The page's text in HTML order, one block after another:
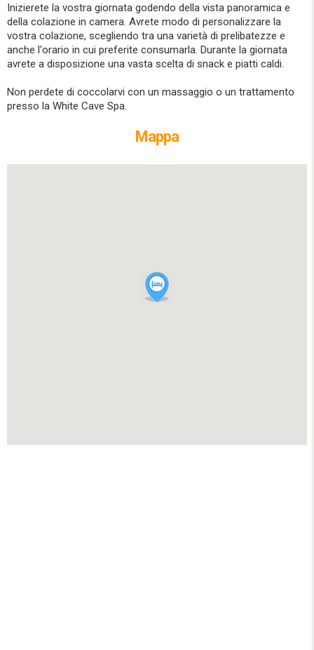
Inizierete la vostra giornata godendo della vista panoramica e
della colazione in camera. Avrete modo di personalizzare la
vostra colazione, scegliendo tra una varietà di prelibatezze e
anche l'orario in cui preferite consumarla. Durante la giornata
avrete a disposizione una vasta scelta di snack e piatti caldi.
Non perdete di coccolarvi con un massaggio o un trattamento
presso la White Cave Spa.
Mappa